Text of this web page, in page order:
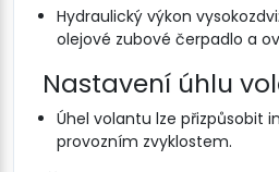
Hydraulický výkon
olejové zubové čerpadlo a
Nastavení úhlu
Úhel volantu lze přizpůsobit
provozním zvyklostem.